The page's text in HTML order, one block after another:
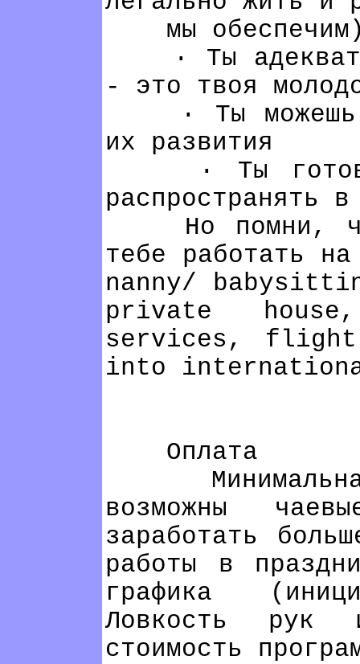
мы
· Ты
- это твоя
· Ты можешь
их развития
· Ты готов
распространять
Но помни, что
тебе работать
nanny/
private
services,
into
Оплата
возможны
заработать
работы в
графика
Ловкость рук
стоимость